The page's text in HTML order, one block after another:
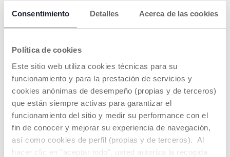
Consentimiento Detalles Acerca de las cookies
Política de cookies
Este sitio web utiliza cookies técnicas para su
funcionamiento y para la prestación de servicios y
cookies anónimas de desempeño (propias y de terceros)
que están siempre activas para garantizar el
funcionamiento del sitio y medir su performance con el
fin de conocer y mejorar su experiencia de navegación,
así como cookies de perfil (propias y de terceros). Al
hacer clic en "aceptar todo", usted autoriza la recogida
ADVERTENCIAS E INSTRUCCIONES
NUESTRO CONSEJOS